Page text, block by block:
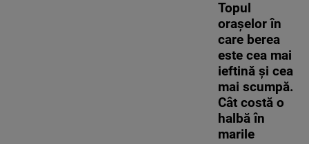
Topul
orașelor în
care berea
este cea mai
ieftină și cea
mai scumpă.
Cât costă o
halbă în
marile